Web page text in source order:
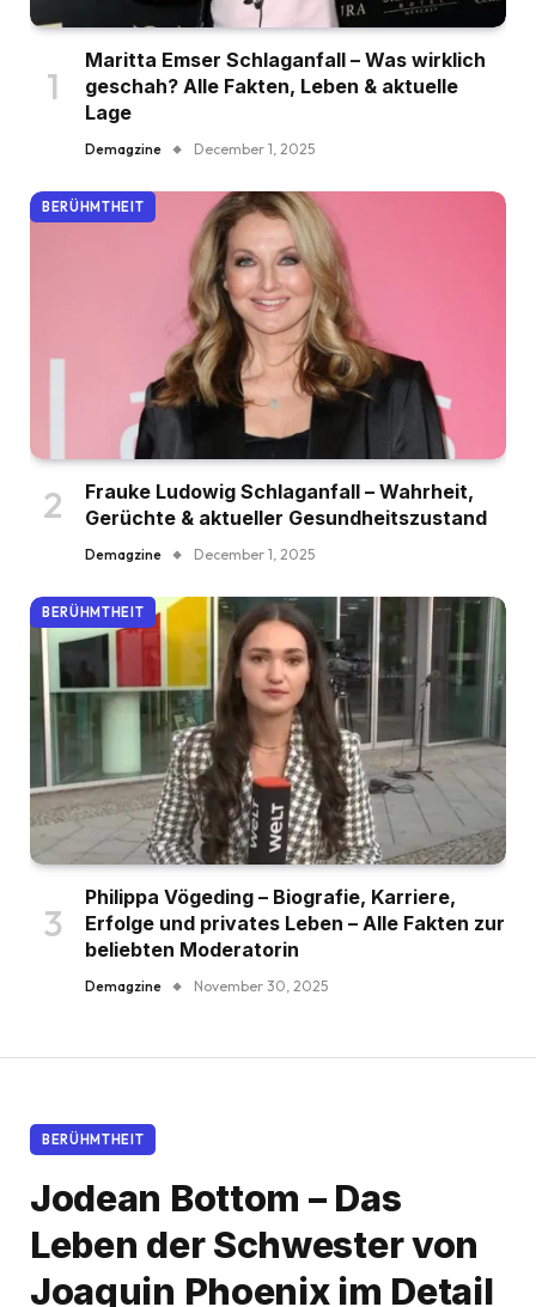
Maritta Emser Schlaganfall – Was wirklich
geschah? Alle Fakten, Leben & aktuelle
Lage
Demagzine December 1, 2025
BERÜHMTHEIT
Frauke Ludowig Schlaganfall – Wahrheit,
Gerüchte & aktueller Gesundheitszustand
Demagzine December 1, 2025
BERÜHMTHEIT
Philippa Vögeding – Biografie, Karriere,
Erfolge und privates Leben – Alle Fakten zur
beliebten Moderatorin
Demagzine November 30, 2025
BERÜHMTHEIT
Jodean Bottom – Das
Leben der Schwester von
Joaquin Phoenix im Detail